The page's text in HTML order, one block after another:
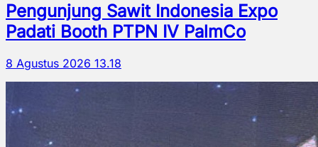
Pengunjung Sawit Indonesia Expo
Padati Booth PTPN IV PalmCo
8 Agustus 2026 13.18